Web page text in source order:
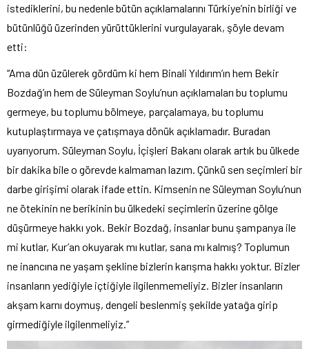
istediklerini, bu nedenle bütün açıklamalarını Türkiye’nin birliği ve
bütünlüğü üzerinden yürüttüklerini vurgulayarak, şöyle devam
etti:
“Ama dün üzülerek gördüm ki hem Binali Yıldırım’ın hem Bekir
Bozdağ’ın hem de Süleyman Soylu’nun açıklamaları bu toplumu
germeye, bu toplumu bölmeye, parçalamaya, bu toplumu
kutuplaştırmaya ve çatışmaya dönük açıklamadır. Buradan
uyarıyorum. Süleyman Soylu, İçişleri Bakanı olarak artık bu ülkede
bir dakika bile o görevde kalmaman lazım. Çünkü sen seçimleri bir
darbe girişimi olarak ifade ettin. Kimsenin ne Süleyman Soylu’nun
ne ötekinin ne berikinin bu ülkedeki seçimlerin üzerine gölge
düşürmeye hakkı yok. Bekir Bozdağ, insanlar bunu şampanya ile
mi kutlar, Kur’an okuyarak mı kutlar, sana mı kalmış? Toplumun
ne inancına ne yaşam şekline bizlerin karışma hakkı yoktur. Bizler
insanların yediğiyle içtiğiyle ilgilenmemeliyiz. Bizler insanların
akşam karnı doymuş, dengeli beslenmiş şekilde yatağa girip
girmediğiyle ilgilenmeliyiz.”